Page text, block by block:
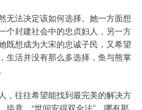
无法决定该如何选择。她一方面想
个封建社会中的忠贞妇人，另一方
既想成为大宋的忠诚子民，又希望
生活并没有那么多选择，鱼与熊掌
，往往希望能找到最完美的解决方